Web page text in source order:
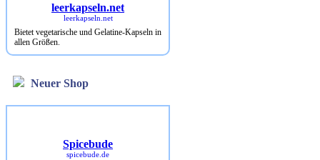
leerkapseln.net
leerkapseln.net
Bietet vegetarische und Gelatine-Kapseln in
allen Größen.
Neuer Shop
Spicebude
spicebude.de